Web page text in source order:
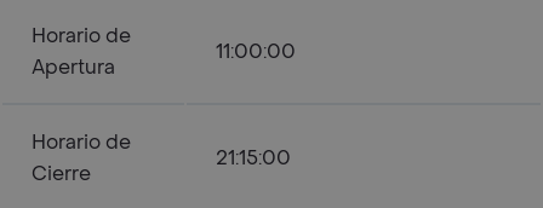
Horario de
Apertura
11:00:00
Horario de
Cierre
21:15:00